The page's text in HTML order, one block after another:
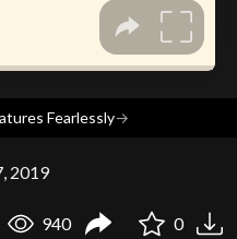
Fearlessly→
2019
940 0